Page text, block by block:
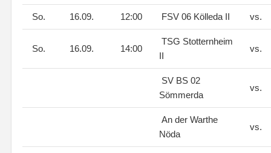
So. 16.09. 12:00 FSV 06 Kölleda II vs.
So. 16.09. 14:00
TSG Stotternheim
II
vs.
SV BS 02
Sömmerda
vs.
An der Warthe
Nöda
vs.